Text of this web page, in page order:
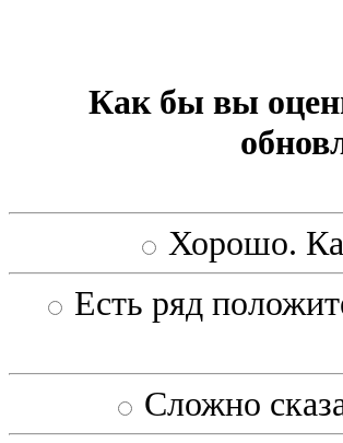
Как бы вы
Хорошо.
Есть ряд
Сложно